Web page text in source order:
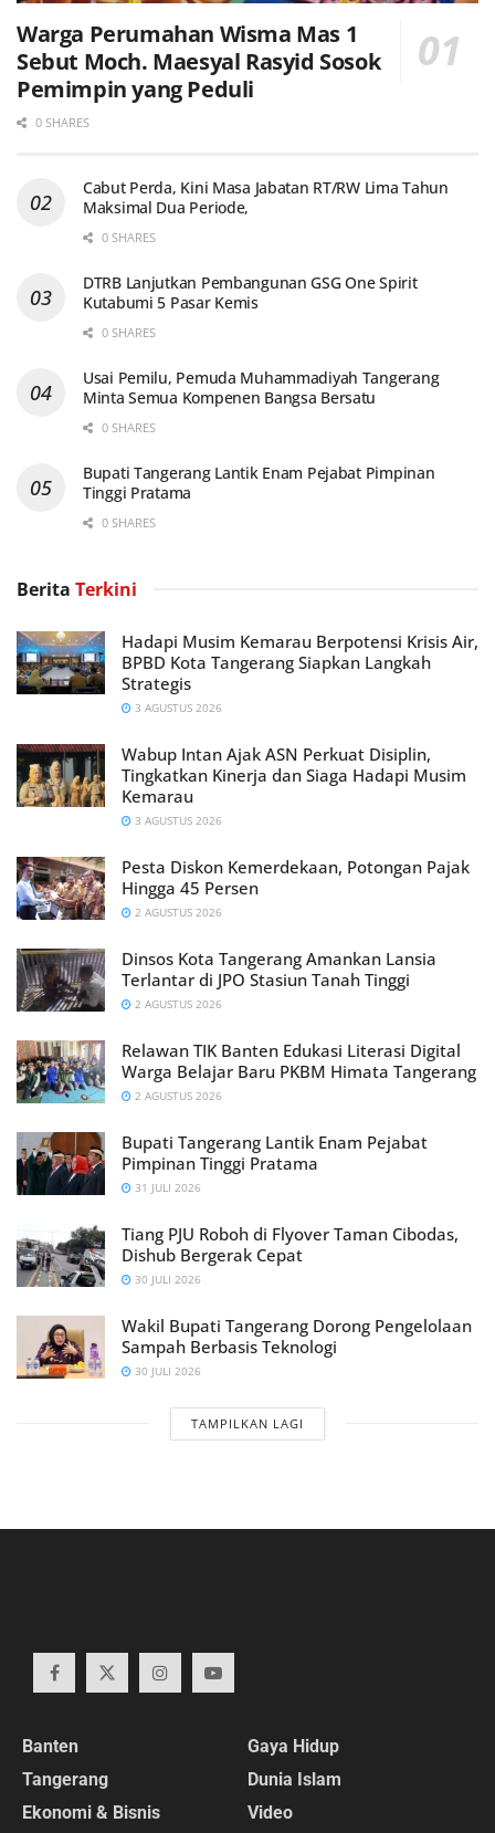
Warga Perumahan Wisma Mas 1
Sebut Moch. Maesyal Rasyid Sosok
Pemimpin yang Peduli
0 SHARES
Cabut Perda, Kini Masa Jabatan RT/RW Lima Tahun
Maksimal Dua Periode,
0 SHARES
DTRB Lanjutkan Pembangunan GSG One Spirit
Kutabumi 5 Pasar Kemis
0 SHARES
Usai Pemilu, Pemuda Muhammadiyah Tangerang
Minta Semua Kompenen Bangsa Bersatu
0 SHARES
Bupati Tangerang Lantik Enam Pejabat Pimpinan
Tinggi Pratama
0 SHARES
Berita Terkini
Hadapi Musim Kemarau Berpotensi Krisis Air,
BPBD Kota Tangerang Siapkan Langkah
Strategis
3 AGUSTUS 2026
Wabup Intan Ajak ASN Perkuat Disiplin,
Tingkatkan Kinerja dan Siaga Hadapi Musim
Kemarau
3 AGUSTUS 2026
Pesta Diskon Kemerdekaan, Potongan Pajak
Hingga 45 Persen
2 AGUSTUS 2026
Dinsos Kota Tangerang Amankan Lansia
Terlantar di JPO Stasiun Tanah Tinggi
2 AGUSTUS 2026
Relawan TIK Banten Edukasi Literasi Digital
Warga Belajar Baru PKBM Himata Tangerang
2 AGUSTUS 2026
Bupati Tangerang Lantik Enam Pejabat
Pimpinan Tinggi Pratama
31 JULI 2026
Tiang PJU Roboh di Flyover Taman Cibodas,
Dishub Bergerak Cepat
30 JULI 2026
Wakil Bupati Tangerang Dorong Pengelolaan
Sampah Berbasis Teknologi
30 JULI 2026
TAMPILKAN LAGI
Banten
Tangerang
Ekonomi & Bisnis
Gaya Hidup
Dunia Islam
Video